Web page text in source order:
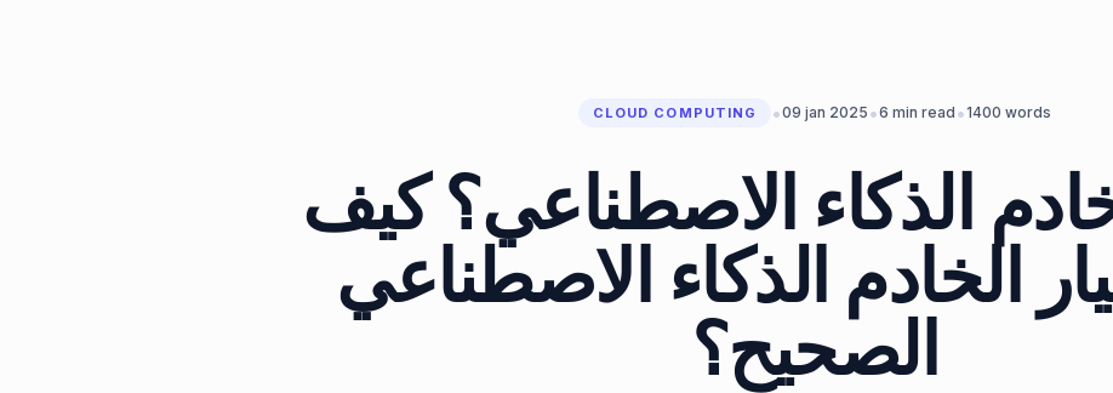
CLOUD COMPUTING •09 jan 2025 •6 min read •1400 words
الذكاء الاصطناعي؟ كيف
الخادم الذكاء الاصطناعي
الصحيح؟